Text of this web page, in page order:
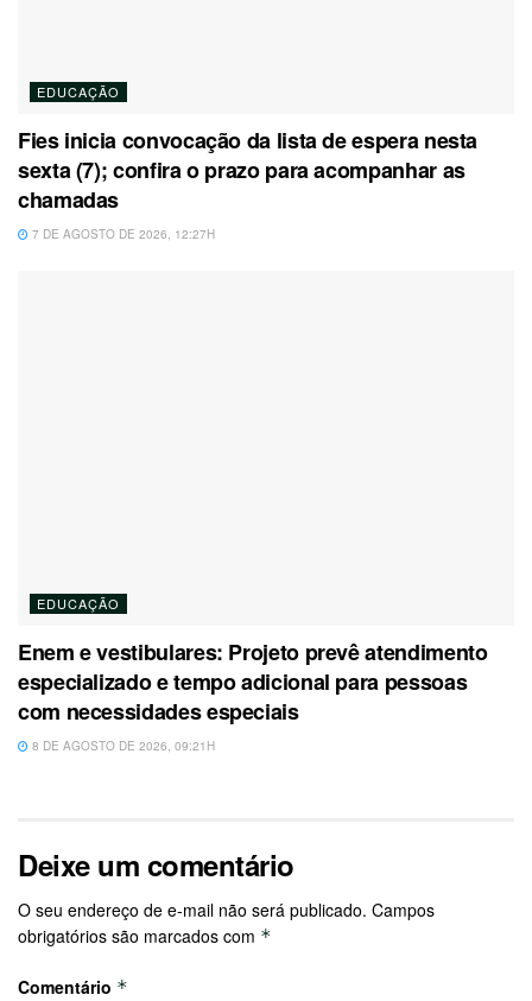
EDUCAÇÃO
Fies inicia convocação da lista de espera nesta
sexta (7); confira o prazo para acompanhar as
chamadas
7 DE AGOSTO DE 2026, 12:27H
EDUCAÇÃO
Enem e vestibulares: Projeto prevê atendimento
especializado e tempo adicional para pessoas
com necessidades especiais
8 DE AGOSTO DE 2026, 09:21H
Deixe um comentário
O seu endereço de e-mail não será publicado. Campos
obrigatórios são marcados com *
Comentário *